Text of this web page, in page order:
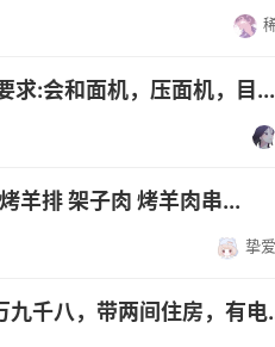
求:会和面机，压面机，目...
羊排 架子肉 烤羊肉串...
挚
千八，带两间住房，有电